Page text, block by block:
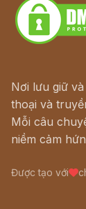
Nơi lưu giữ
thoại và
Mỗi câu
niềm cảm
Được tạo với